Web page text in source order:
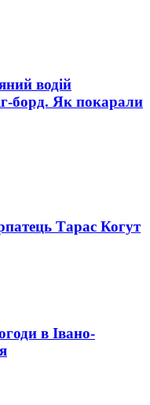
водій
борд. Як покарали
Тарас Когут
в Івано-